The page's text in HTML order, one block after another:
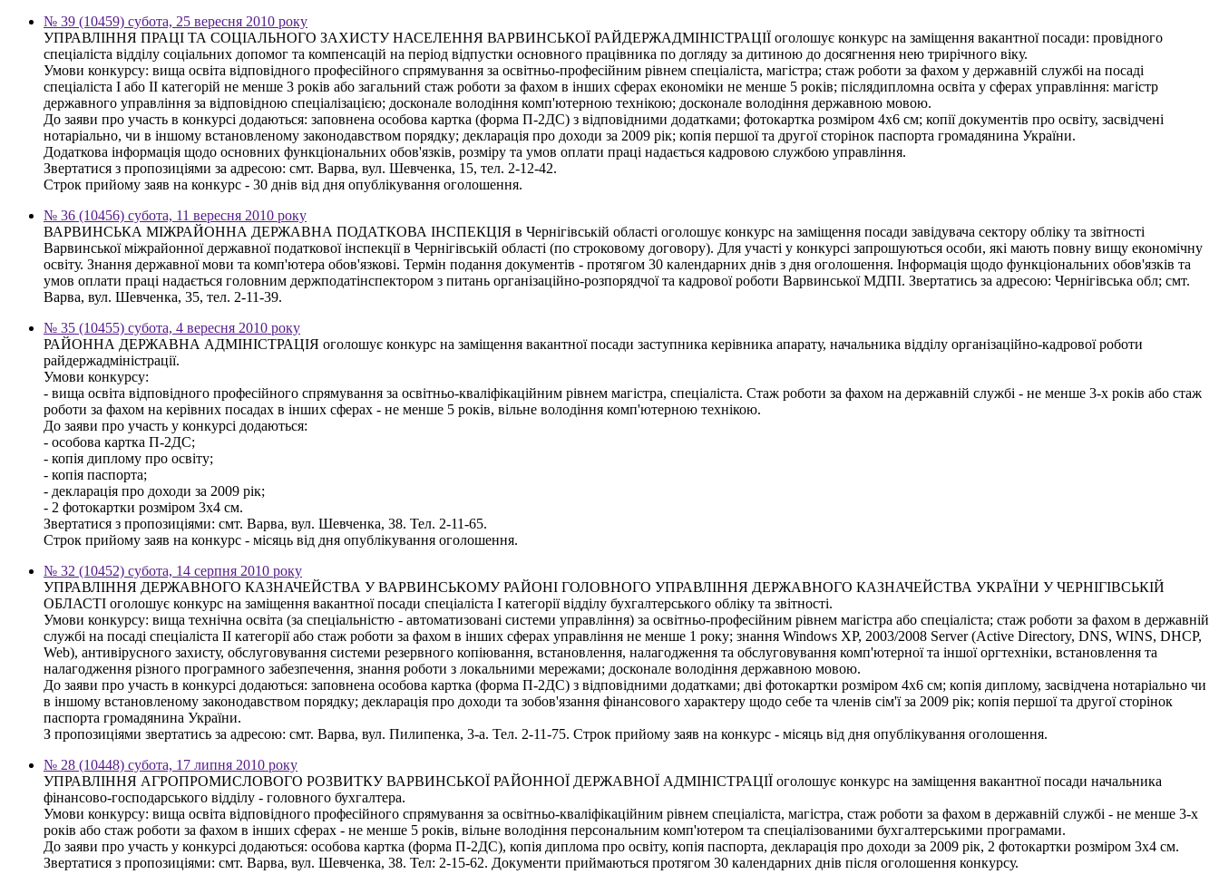
№ 39 (10459) субота, 25 вересня 2010 року
УПРАВЛІННЯ ПРАЦІ ТА СОЦІАЛЬНОГО ЗАХИСТУ НАСЕЛЕННЯ ВАРВИНСЬКОЇ РАЙДЕРЖАДМІНІСТРАЦІЇ оголошує конкурс на заміщення вакантної посади: провідного
спеціаліста відділу соціальних допомог та компенсацій на період відпустки основного працівника по догляду за дитиною до досягнення нею трирічного віку.
Умови конкурсу: вища освіта відповідного професійного спрямування за освітньо-професійним рівнем спеціаліста, магістра; стаж роботи за фахом у державній службі на посаді
спеціаліста І або ІІ категорій не менше 3 років або загальний стаж роботи за фахом в інших сферах економіки не менше 5 років; післядипломна освіта у сферах управління: магістр
державного управління за відповідною спеціалізацією; досконале володіння комп'ютерною технікою; досконале володіння державною мовою.
До заяви про участь в конкурсі додаються: заповнена особова картка (форма П-2ДС) з відповідними додатками; фотокартка розміром 4х6 см; копії документів про освіту, засвідчені
нотаріально, чи в іншому встановленому законодавством порядку; декларація про доходи за 2009 рік; копія першої та другої сторінок паспорта громадянина України.
Додаткова інформація щодо основних функціональних обов'язків, розміру та умов оплати праці надається кадровою службою управління.
Звертатися з пропозиціями за адресою: смт. Варва, вул. Шевченка, 15, тел. 2-12-42.
Строк прийому заяв на конкурс - 30 днів від дня опублікування оголошення.
№ 36 (10456) субота, 11 вересня 2010 року
ВАРВИНСЬКА МІЖРАЙОННА ДЕРЖАВНА ПОДАТКОВА ІНСПЕКЦІЯ в Чернігівській області оголошує конкурс на заміщення посади завідувача сектору обліку та звітності
Варвинської міжрайонної державної податкової інспекції в Чернігівській області (по строковому договору). Для участі у конкурсі запрошуються особи, які мають повну вищу економічну
освіту. Знання державної мови та комп'ютера обов'язкові. Термін подання документів - протягом 30 календарних днів з дня оголошення. Інформація щодо функціональних обов'язків та
умов оплати праці надається головним держподатінспектором з питань організаційно-розпорядчої та кадрової роботи Варвинської МДПІ. Звертатись за адресою: Чернігівська обл; смт.
Варва, вул. Шевченка, 35, тел. 2-11-39.
№ 35 (10455) субота, 4 вересня 2010 року
РАЙОННА ДЕРЖАВНА АДМІНІСТРАЦІЯ оголошує конкурс на заміщення вакантної посади заступника керівника апарату, начальника відділу організаційно-кадрової роботи
райдержадміністрації.
Умови конкурсу:
- вища освіта відповідного професійного спрямування за освітньо-кваліфікаційним рівнем магістра, спеціаліста. Стаж роботи за фахом на державній службі - не менше 3-х років або стаж
роботи за фахом на керівних посадах в інших сферах - не менше 5 років, вільне володіння комп'ютерною технікою.
До заяви про участь у конкурсі додаються:
- особова картка П-2ДС;
- копія диплому про освіту;
- копія паспорта;
- декларація про доходи за 2009 рік;
- 2 фотокартки розміром 3х4 см.
Звертатися з пропозиціями: смт. Варва, вул. Шевченка, 38. Тел. 2-11-65.
Строк прийому заяв на конкурс - місяць від дня опублікування оголошення.
№ 32 (10452) субота, 14 серпня 2010 року
УПРАВЛІННЯ ДЕРЖАВНОГО КАЗНАЧЕЙСТВА У ВАРВИНСЬКОМУ РАЙОНІ ГОЛОВНОГО УПРАВЛІННЯ ДЕРЖАВНОГО КАЗНАЧЕЙСТВА УКРАЇНИ У ЧЕРНІГІВСЬКІЙ
ОБЛАСТІ оголошує конкурс на заміщення вакантної посади спеціаліста І категорії відділу бухгалтерського обліку та звітності.
Умови конкурсу: вища технічна освіта (за спеціальністю - автоматизовані системи управління) за освітньо-професійним рівнем магістра або спеціаліста; стаж роботи за фахом в державній
службі на посаді спеціаліста ІІ категорії або стаж роботи за фахом в інших сферах управління не менше 1 року; знання Windows XP, 2003/2008 Server (Active Directory, DNS, WINS, DHCP,
Web), антивірусного захисту, обслуговування системи резервного копіювання, встановлення, налагодження та обслуговування комп'ютерної та іншої оргтехніки, встановлення та
налагодження різного програмного забезпечення, знання роботи з локальними мережами; досконале володіння державною мовою.
До заяви про участь в конкурсі додаються: заповнена особова картка (форма П-2ДС) з відповідними додатками; дві фотокартки розміром 4х6 см; копія диплому, засвідчена нотаріально чи
в іншому встановленому законодавством порядку; декларація про доходи та зобов'язання фінансового характеру щодо себе та членів сім'ї за 2009 рік; копія першої та другої сторінок
паспорта громадянина України.
З пропозиціями звертатись за адресою: смт. Варва, вул. Пилипенка, 3-а. Тел. 2-11-75. Строк прийому заяв на конкурс - місяць від дня опублікування оголошення.
№ 28 (10448) субота, 17 липня 2010 року
УПРАВЛІННЯ АГРОПРОМИСЛОВОГО РОЗВИТКУ ВАРВИНСЬКОЇ РАЙОННОЇ ДЕРЖАВНОЇ АДМІНІСТРАЦІЇ оголошує конкурс на заміщення вакантної посади начальника
фінансово-господарського відділу - головного бухгалтера.
Умови конкурсу: вища освіта відповідного професійного спрямування за освітньо-кваліфікаційним рівнем спеціаліста, магістра, стаж роботи за фахом в державній службі - не менше 3-х
років або стаж роботи за фахом в інших сферах - не менше 5 років, вільне володіння персональним комп'ютером та спеціалізованими бухгалтерськими програмами.
До заяви про участь у конкурсі додаються: особова картка (форма П-2ДС), копія диплома про освіту, копія паспорта, декларація про доходи за 2009 рік, 2 фотокартки розміром 3х4 см.
Звертатися з пропозиціями: смт. Варва, вул. Шевченка, 38. Тел: 2-15-62. Документи приймаються протягом 30 календарних днів після оголошення конкурсу.